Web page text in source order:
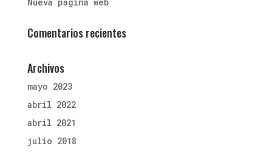
Nueva pagina web
Comentarios recientes
Archivos
mayo 2023
abril 2022
abril 2021
julio 2018